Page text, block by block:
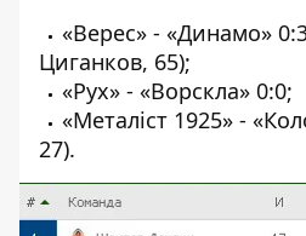
«Верес» - «Динамо»
Циганков, 65);
«Рух» - «Ворскла» 0:0;
«Металіст 1925» -
27).